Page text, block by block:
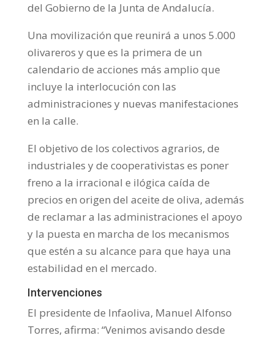
del Gobierno de la Junta de Andalucía.
Una movilización que reunirá a unos 5.000
olivareros y que es la primera de un
calendario de acciones más amplio que
incluye la interlocución con las
administraciones y nuevas manifestaciones
en la calle.
El objetivo de los colectivos agrarios, de
industriales y de cooperativistas es poner
freno a la irracional e ilógica caída de
precios en origen del aceite de oliva, además
de reclamar a las administraciones el apoyo
y la puesta en marcha de los mecanismos
que estén a su alcance para que haya una
estabilidad en el mercado.
Intervenciones
El presidente de Infaoliva, Manuel Alfonso
Torres, afirma: “Venimos avisando desde